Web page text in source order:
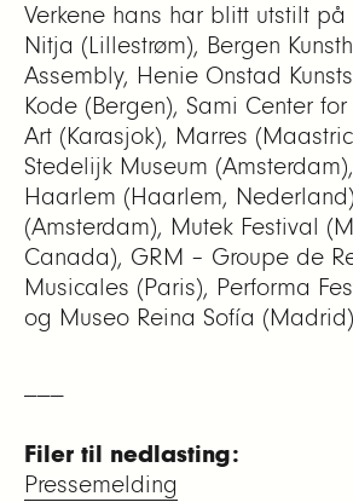
Verkene hans har blitt utstilt
Nitja (Lillestrøm), Bergen
Assembly, Henie Onstad
Kode (Bergen), Sami Center
Art (Karasjok), Marres
Stedelijk Museum
Haarlem (Haarlem,
(Amsterdam), Mutek Festival
Canada), GRM – Groupe de
Musicales (Paris), Performa
og Museo Reina Sofía
Filer til nedlasting:
Pressemelding